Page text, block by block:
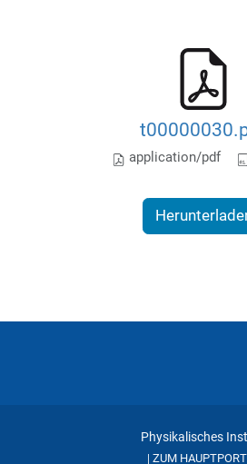
application/pdf
Physikalisches
ZUM